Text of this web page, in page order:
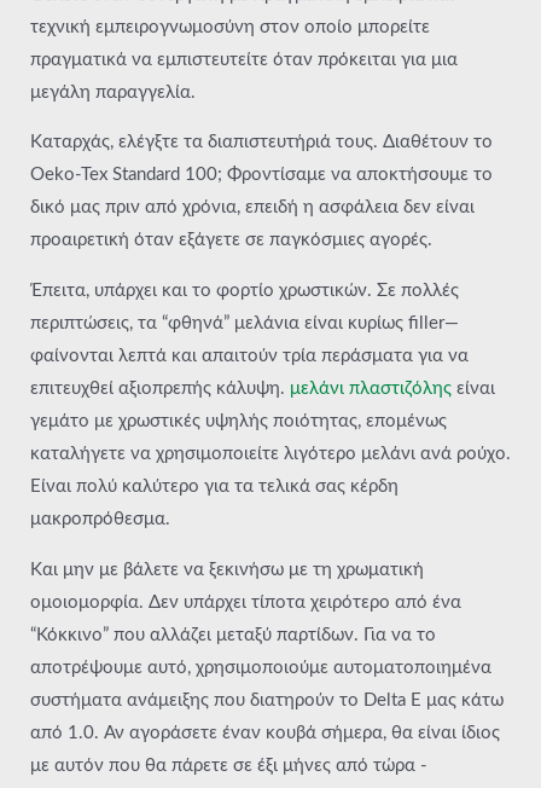
τεχνική εμπειρογνωμοσύνη στον οποίο μπορείτε
πραγματικά να εμπιστευτείτε όταν πρόκειται για μια
μεγάλη παραγγελία.
Καταρχάς, ελέγξτε τα διαπιστευτήριά τους. Διαθέτουν το
Oeko-Tex Standard 100; Φροντίσαμε να αποκτήσουμε το
δικό μας πριν από χρόνια, επειδή η ασφάλεια δεν είναι
προαιρετική όταν εξάγετε σε παγκόσμιες αγορές.
Έπειτα, υπάρχει και το φορτίο χρωστικών. Σε πολλές
περιπτώσεις, τα “φθηνά” μελάνια είναι κυρίως filler—
φαίνονται λεπτά και απαιτούν τρία περάσματα για να
επιτευχθεί αξιοπρεπής κάλυψη. μελάνι πλαστιζόλης είναι
γεμάτο με χρωστικές υψηλής ποιότητας, επομένως
καταλήγετε να χρησιμοποιείτε λιγότερο μελάνι ανά ρούχο.
Είναι πολύ καλύτερο για τα τελικά σας κέρδη
μακροπρόθεσμα.
Και μην με βάλετε να ξεκινήσω με τη χρωματική
ομοιομορφία. Δεν υπάρχει τίποτα χειρότερο από ένα
“Κόκκινο” που αλλάζει μεταξύ παρτίδων. Για να το
αποτρέψουμε αυτό, χρησιμοποιούμε αυτοματοποιημένα
συστήματα ανάμειξης που διατηρούν το Delta E μας κάτω
από 1.0. Αν αγοράσετε έναν κουβά σήμερα, θα είναι ίδιος
με αυτόν που θα πάρετε σε έξι μήνες από τώρα -